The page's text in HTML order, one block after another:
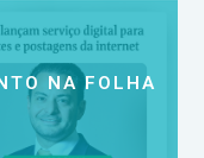
NA FOLHA